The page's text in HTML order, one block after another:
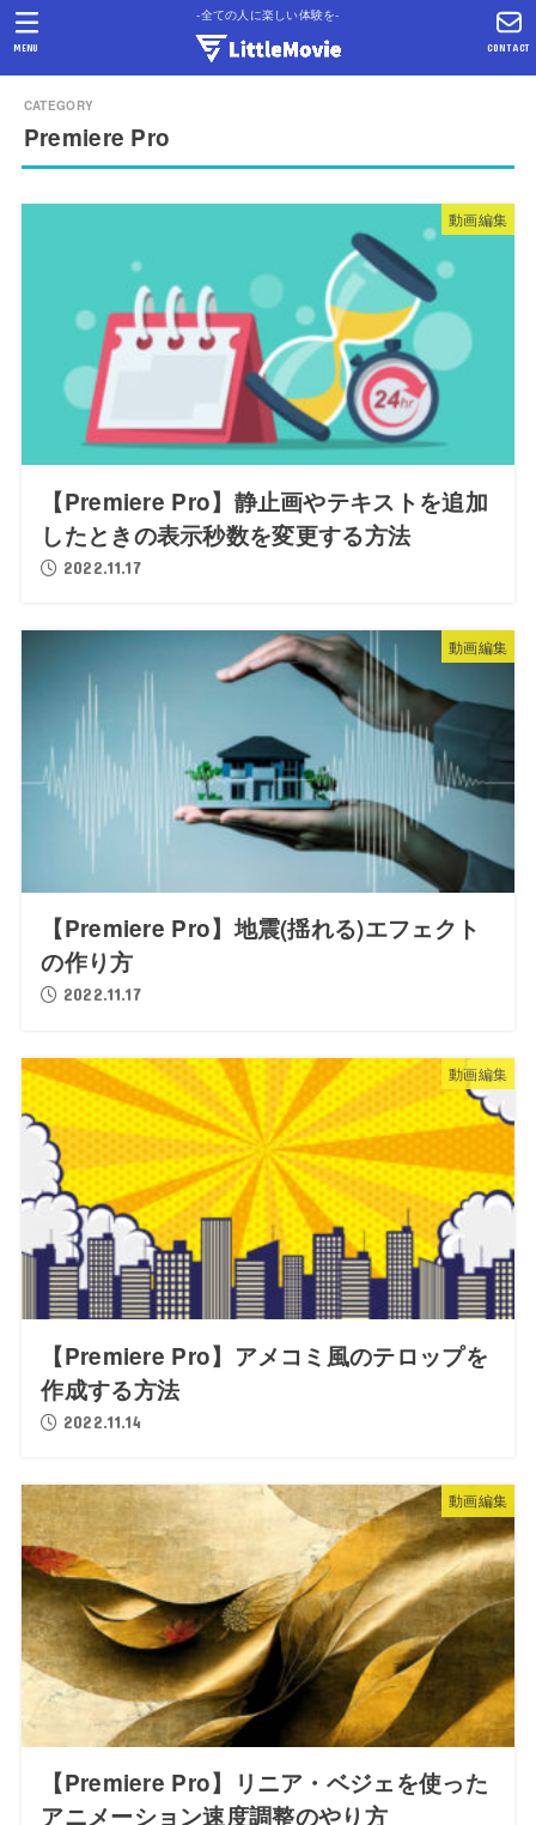
-全ての人に楽しい体験を-
CONTACT
MENU
Premiere Pro
動画編集
【Premiere Pro】静止画やテキストを追加
したときの表示秒数を変更する方法
2022.11.17
動画編集
【Premiere Pro】地震(揺れる)エフェクト
の作り方
2022.11.17
動画編集
【Premiere Pro】アメコミ風のテロップを
作成する方法
2022.11.14
動画編集
【Premiere Pro】リニア・ベジェを使った
アニメーション速度調整のやり方